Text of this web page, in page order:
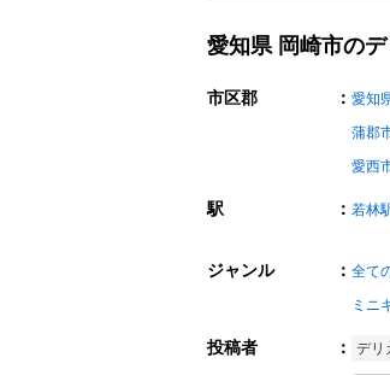
愛知県 岡崎市の
市区郡 ： 愛知
蒲郡
愛西
駅 ： 若林
ジャンル ： 全て
ミニ
投稿者 ： デリ